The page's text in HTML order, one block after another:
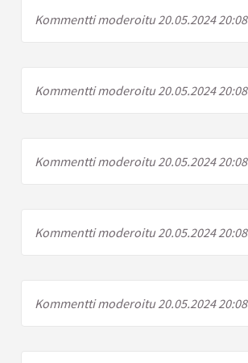
Kommentti moderoitu 20.05.2024 20:08
Kommentti moderoitu 20.05.2024 20:08
Kommentti moderoitu 20.05.2024 20:08
Kommentti moderoitu 20.05.2024 20:08
Kommentti moderoitu 20.05.2024 20:08